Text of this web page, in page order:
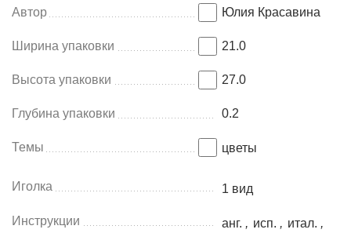
Автор Юлия Красавина
Ширина упаковки 21.0
Высота упаковки 27.0
Глубина упаковки 0.2
Темы цветы
Иголка 1 вид
Инструкции анг. , исп. , итал. ,